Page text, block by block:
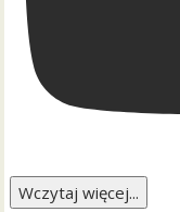
Wczytaj więcej...